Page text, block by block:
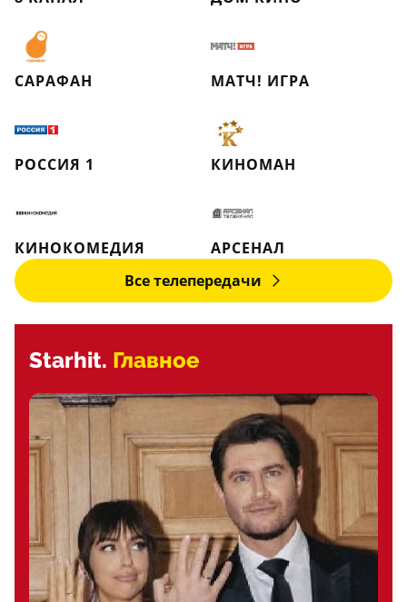
САРАФАН МАТЧ! ИГРА
РОССИЯ 1 КИНОМАН
КИНОКОМЕДИЯ
АРСЕНАЛ
Все телепередачи
Starhit. Главное